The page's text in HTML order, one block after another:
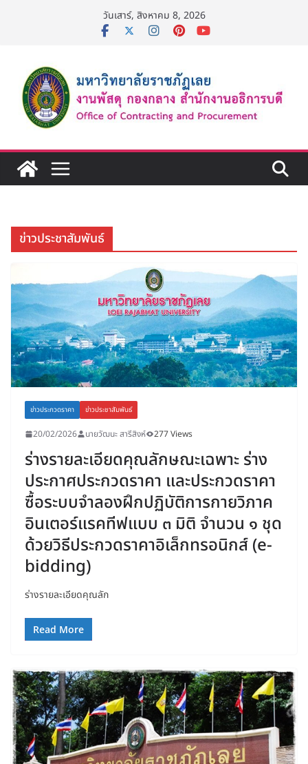
วันเสาร์, สิงหาคม 8, 2026
ข่าวประชาสัมพันธ์
ข่าวประกวดราคา ข่าวประชาสัมพันธ์
20/02/2026 นายวัฒนะ สารีสิงห์ 277 Views
ร่างรายละเอียดคุณลักษณะเฉพาะ ร่าง
ประกาศประกวดราคา และประกวดราคา
ซื้อระบบจำลองฝึกปฏิบัติการกายวิภาค
อินเตอร์แรคทีฟแบบ ๓ มิติ จำนวน ๑ ชุด
ด้วยวิธีประกวดราคาอิเล็กทรอนิกส์ (e-
bidding)
ร่างรายละเอียดคุณลัก
Read More